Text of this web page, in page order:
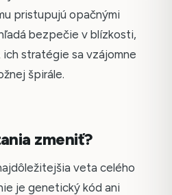
pristupujú opačnými
bezpečie v blízkosti,
stratégie sa vzájomne
špirále.
zmeniť?
veta celého
je genetický kód ani